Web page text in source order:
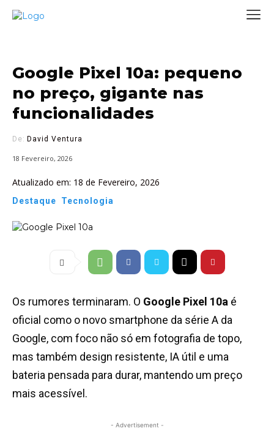
Google Pixel 10a: pequeno
no preço, gigante nas
funcionalidades
De: David Ventura
18 Fevereiro, 2026
Atualizado em: 18 de Fevereiro, 2026
Destaque Tecnologia
Os rumores terminaram. O Google Pixel 10a é
oficial como o novo smartphone da série A da
Google, com foco não só em fotografia de topo,
mas também design resistente, IA útil e uma
bateria pensada para durar, mantendo um preço
mais acessível.
- Advertisement -